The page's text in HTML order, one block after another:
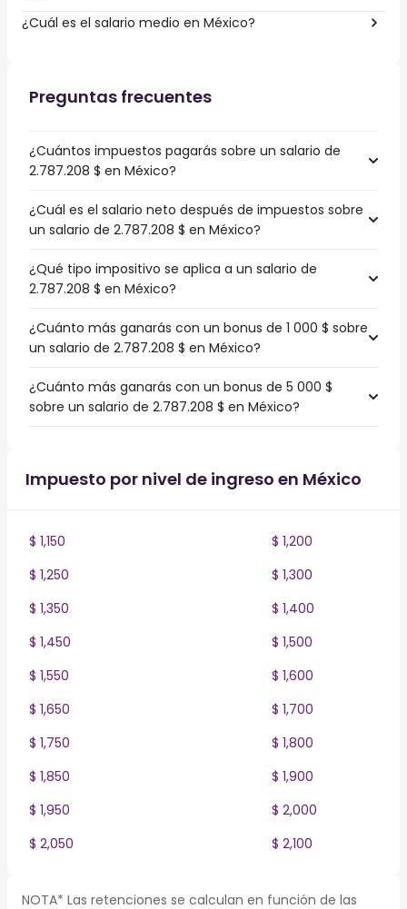
¿Cuál es el salario medio en México?
Preguntas frecuentes
¿Cuántos impuestos pagarás sobre un salario de
2.787.208 $ en México?
¿Cuál es el salario neto después de impuestos sobre
un salario de 2.787.208 $ en México?
¿Qué tipo impositivo se aplica a un salario de
2.787.208 $ en México?
¿Cuánto más ganarás con un bonus de 1 000 $ sobre
un salario de 2.787.208 $ en México?
¿Cuánto más ganarás con un bonus de 5 000 $
sobre un salario de 2.787.208 $ en México?
Impuesto por nivel de ingreso en México
$ 1,150
$ 1,200
$ 1,250
$ 1,300
$ 1,350
$ 1,400
$ 1,450
$ 1,500
$ 1,550
$ 1,600
$ 1,650
$ 1,700
$ 1,750
$ 1,800
$ 1,850
$ 1,900
$ 1,950
$ 2,000
$ 2,050
$ 2,100
NOTA* Las retenciones se calculan en función de las